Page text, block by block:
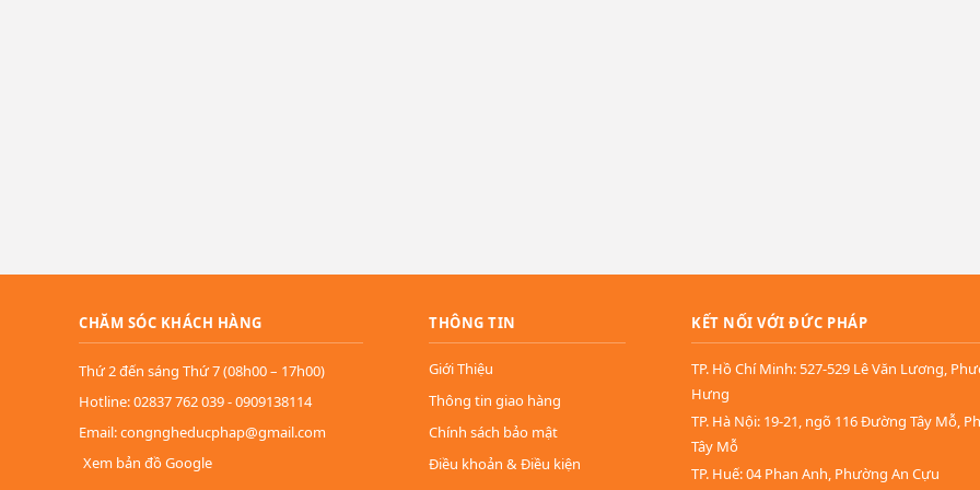
CHĂM SÓC KHÁCH HÀNG
Thứ 2 đến sáng Thứ 7 (08h00 – 17h00)
Hotline: 02837 762 039 - 0909138114
Email: congngheducphap@gmail.com
Xem bản đồ Google
THÔNG TIN
Giới Thiệu
Thông tin giao hàng
Chính sách bảo mật
Điều khoản & Điều kiện
KẾT NỐI VỚI ĐỨC PHÁP
TP. Hồ Chí Minh: 527-529 Lê Văn Lương,
Hưng
TP. Hà Nội: 19-21, ngõ 116 Đường Tây Mỗ,
Tây Mỗ
TP. Huế: 04 Phan Anh, Phường An Cựu